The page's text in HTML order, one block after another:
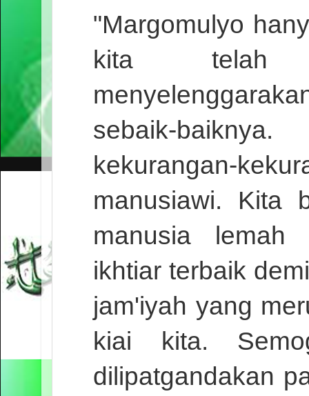
"Margomulyo
kita telah
sebaik-
kekurangan-
manusiawi. Kita
manusia lemah
ikhtiar terbaik
jam'iyah yang
kiai kita.
dilipatgandakan